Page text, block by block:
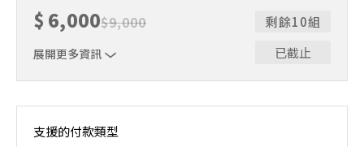
$ 6,000$9,000
展開更多資訊
剩餘10組
已截止
於課程期間內（114/9/1-114/11/28），每週一與五課程上
支援的付款類型